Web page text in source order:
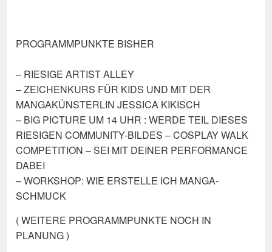
PROGRAMMPUNKTE BISHER
– RIESIGE ARTIST ALLEY
– ZEICHENKURS FÜR KIDS UND MIT DER
MANGAKÜNSTERLIN JESSICA KIKISCH
– BIG PICTURE UM 14 UHR : WERDE TEIL DIESES
RIESIGEN COMMUNITY-BILDES – COSPLAY WALK
COMPETITION – SEI MIT DEINER PERFORMANCE
DABEI
– WORKSHOP: WIE ERSTELLE ICH MANGA-
SCHMUCK
( WEITERE PROGRAMMPUNKTE NOCH IN
PLANUNG )